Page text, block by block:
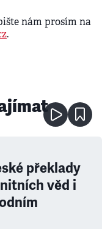
nám prosím na
.
překlady
věd i